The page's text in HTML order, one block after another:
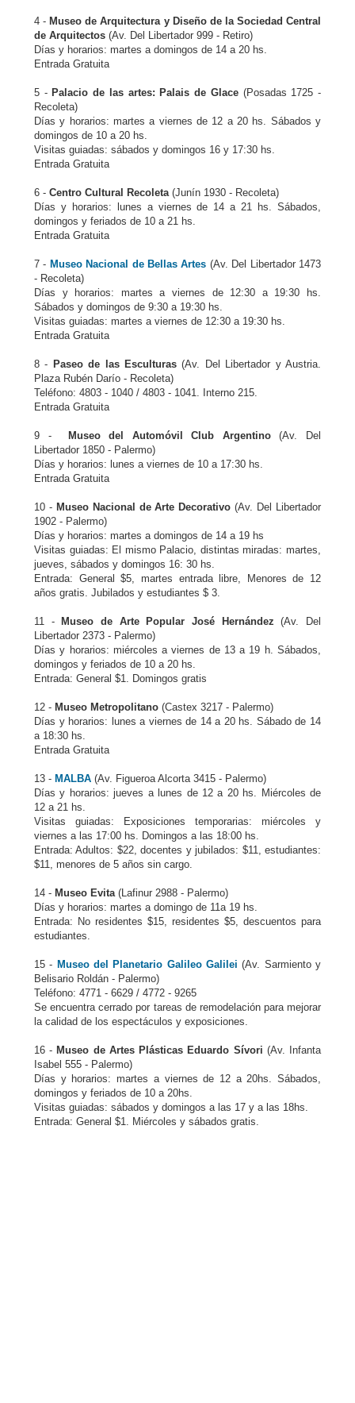
4 - Museo de Arquitectura y Diseño de la Sociedad Central
de Arquitectos (Av. Del Libertador 999 - Retiro)
Días y horarios: martes a domingos de 14 a 20 hs.
Entrada Gratuita
5 - Palacio de las artes: Palais de Glace(Posadas 1725 -
Recoleta)
Días y horarios: martes a viernes de 12 a 20 hs. Sábados y
domingos de 10 a 20 hs.
Visitas guiadas: sábados y domingos 16 y 17:30 hs.
Entrada Gratuita
6 - Centro Cultural Recoleta(Junín 1930 - Recoleta)
Días y horarios: lunes a viernes de 14 a 21 hs. Sábados,
domingos y feriados de 10 a 21 hs.
Entrada Gratuita
7 - Museo Nacional de Bellas Artes (Av. Del Libertador 1473
- Recoleta)
Días y horarios: martes a viernes de 12:30 a 19:30 hs.
Sábados y domingos de 9:30 a 19:30 hs.
Visitas guiadas: martes a viernes de 12:30 a 19:30 hs.
Entrada Gratuita
8 - Paseo de las Esculturas (Av. Del Libertador y Austria.
Plaza Rubén Darío - Recoleta)
Teléfono: 4803 - 1040 / 4803 - 1041. Interno 215.
Entrada Gratuita
9 - Museo del Automóvil Club Argentino(Av. Del
Libertador 1850 - Palermo)
Días y horarios: lunes a viernes de 10 a 17:30 hs.
Entrada Gratuita
10 - Museo Nacional de Arte Decorativo (Av. Del Libertador
1902 - Palermo)
Días y horarios: martes a domingos de 14 a 19 hs
Visitas guiadas: El mismo Palacio, distintas miradas: martes,
jueves, sábados y domingos 16: 30 hs.
Entrada: General $5, martes entrada libre, Menores de 12
años gratis. Jubilados y estudiantes $ 3.
11 - Museo de Arte Popular José Hernández (Av. Del
Libertador 2373 - Palermo)
Días y horarios: miércoles a viernes de 13 a 19 h. Sábados,
domingos y feriados de 10 a 20 hs.
Entrada: General $1. Domingos gratis
12 - Museo Metropolitano (Castex 3217 - Palermo)
Días y horarios: lunes a viernes de 14 a 20 hs. Sábado de 14
a 18:30 hs.
Entrada Gratuita
13 - MALBA (Av. Figueroa Alcorta 3415 - Palermo)
Días y horarios: jueves a lunes de 12 a 20 hs. Miércoles de
12 a 21 hs.
Visitas guiadas: Exposiciones temporarias: miércoles y
viernes a las 17:00 hs. Domingos a las 18:00 hs.
Entrada: Adultos: $22, docentes y jubilados: $11, estudiantes:
$11, menores de 5 años sin cargo.
14 - Museo Evita(Lafinur 2988 - Palermo)
Días y horarios: martes a domingo de 11a 19 hs.
Entrada: No residentes $15, residentes $5, descuentos para
estudiantes.
15 - Museo del Planetario Galileo Galilei (Av. Sarmiento y
Belisario Roldán - Palermo)
Teléfono: 4771 - 6629 / 4772 - 9265
Se encuentra cerrado por tareas de remodelación para mejorar
la calidad de los espectáculos y exposiciones.
16 - Museo de Artes Plásticas Eduardo Sívori (Av. Infanta
Isabel 555 - Palermo)
Días y horarios: martes a viernes de 12 a 20hs. Sábados,
domingos y feriados de 10 a 20hs.
Visitas guiadas: sábados y domingos a las 17 y a las 18hs.
Entrada: General $1. Miércoles y sábados gratis.